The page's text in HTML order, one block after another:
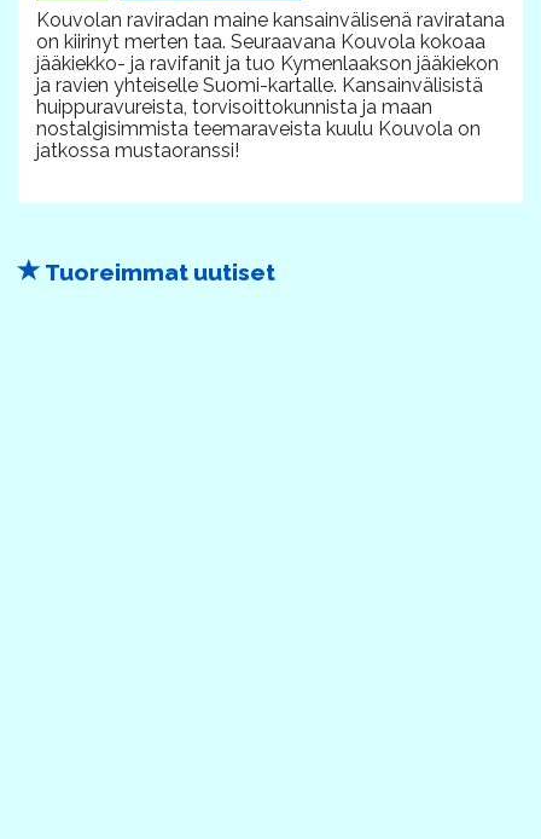
​Kouvolan raviradan maine kansainvälisenä raviratana
on kiirinyt merten taa. Seuraavana Kouvola kokoaa
jääkiekko- ja ravifanit ja tuo Kymenlaakson jääkiekon
ja ravien yhteiselle Suomi-kartalle. Kansainvälisistä
huippuravureista, torvisoittokunnista ja maan
nostalgisimmista teemaraveista kuulu Kouvola on
jatkossa mustaoranssi!
Tuoreimmat uutiset